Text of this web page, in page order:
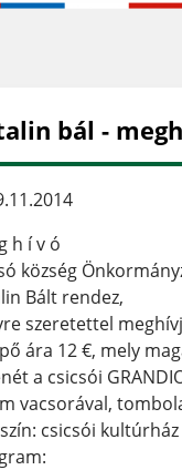
bál -
h í v ó
község
Bált rendez,
szeretettel
ára 12 €, mely
a csicsói
vacsorával,
csicsói kultúrház